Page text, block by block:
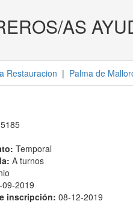
AS
Restauracion | Palma de
Temporal
A turnos
09-2019
inscripción: 08-12-2019